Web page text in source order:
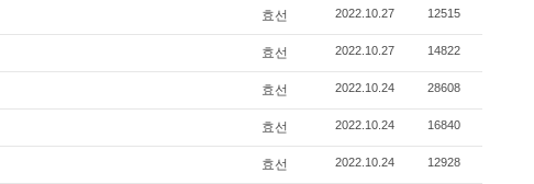
효선 2022.10.27 12515
효선 2022.10.27 14822
효선 2022.10.24 28608
효선 2022.10.24 16840
효선 2022.10.24 12928